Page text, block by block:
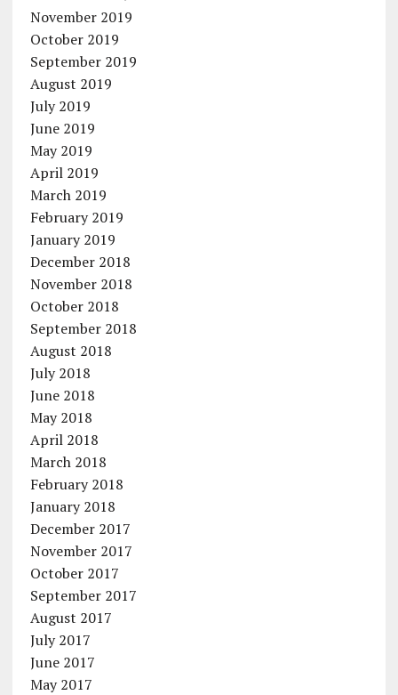
November 2019
October 2019
September 2019
August 2019
July 2019
June 2019
May 2019
April 2019
March 2019
February 2019
January 2019
December 2018
November 2018
October 2018
September 2018
August 2018
July 2018
June 2018
May 2018
April 2018
March 2018
February 2018
January 2018
December 2017
November 2017
October 2017
September 2017
August 2017
July 2017
June 2017
May 2017